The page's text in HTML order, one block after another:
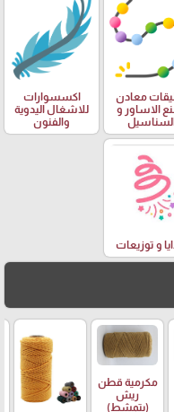
معادن
الاساور و
اكسسوارات
للاشغال اليدوية
والفنون
و توزيعات
مكرمية قطن
ريش
(بتمشط)